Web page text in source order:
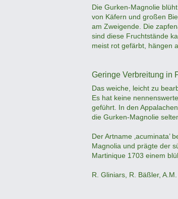
Die Gurken-Magnolie
von Käfern und großen
am Zweigende. Die
sind diese Fruchtstände
meist rot gefärbt, hängen
Geringe Verbreitung in
Das weiche, leicht zu
Es hat keine
geführt. In den
die Gurken-Magnolie
Der Artname
Magnolia und prägte der
Martinique 1703 einem
R. Gliniars, R. Bäßler,